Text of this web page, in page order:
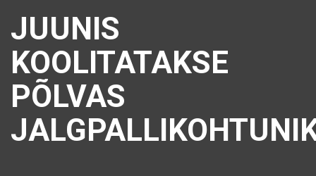
JUUNIS
KOOLITATAKSE
PÕLVAS